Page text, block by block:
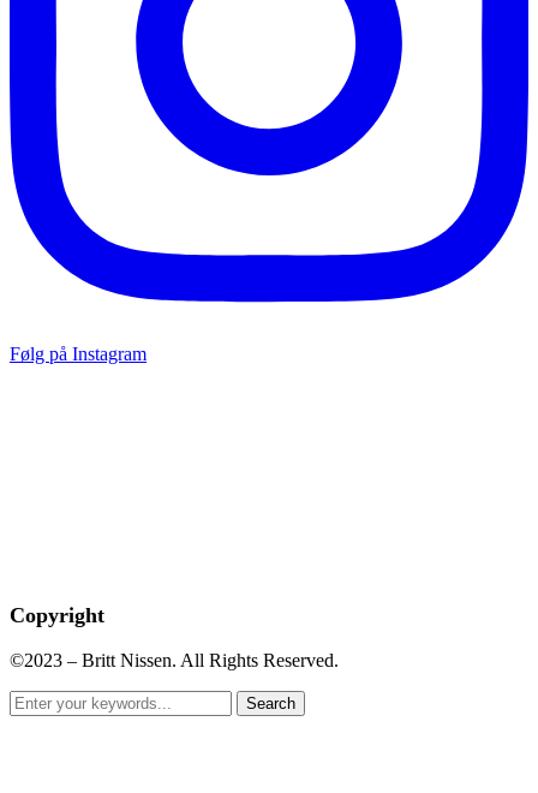
Følg på Instagram
Copyright
©2023 – Britt Nissen. All Rights Reserved.